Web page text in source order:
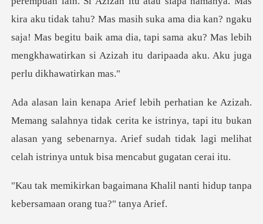
kira aku tidak tahu? Mas masih suka ama dia kan? ngaku
saja! Mas begitu baik ama dia, tapi sa
idak cerita ke istrinya, tapi itu bukan
alasan yang sebenarnya. Arief sud
Khalil nanti hidup tanpa
keber